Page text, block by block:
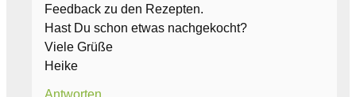
Feedback zu den Rezepten.
Hast Du schon etwas nachgekocht?
Viele Grüße
Heike
Antworten